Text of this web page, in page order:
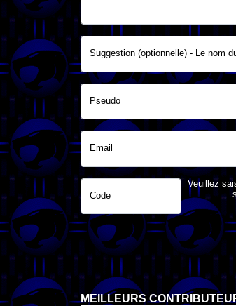
Suggestion (optionnelle) - Le nom
Pseudo
Email
Code
Veuillez
MEILLEURS